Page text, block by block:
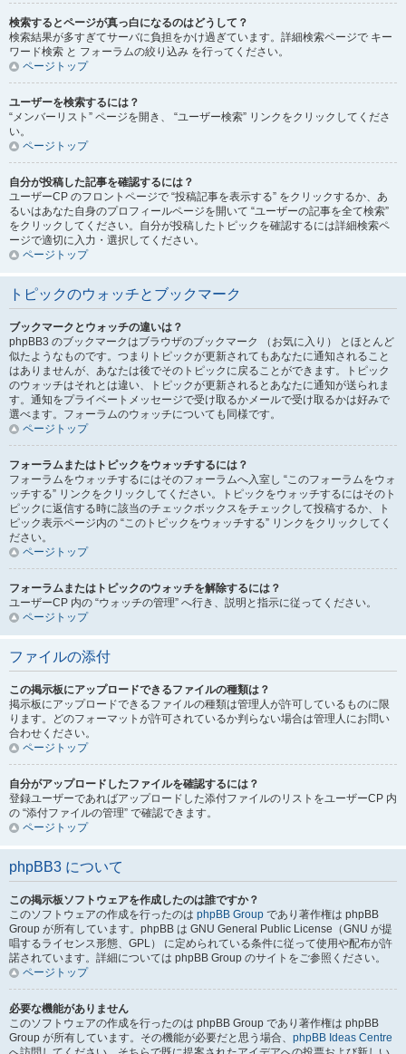
検索するとページが真っ白になるのはどうして？
検索結果が多すぎてサーバに負担をかけ過ぎています。詳細検索ページで キー
ワード検索 と フォーラムの絞り込み を行ってください。
ページトップ
ユーザーを検索するには？
“メンバーリスト” ページを開き、 “ユーザー検索” リンクをクリックしてくださ
い。
ページトップ
自分が投稿した記事を確認するには？
ユーザーCP のフロントページで “投稿記事を表示する” をクリックするか、あ
るいはあなた自身のプロフィールページを開いて “ユーザーの記事を全て検索”
をクリックしてください。自分が投稿したトピックを確認するには詳細検索ペ
ージで適切に入力・選択してください。
ページトップ
トピックのウォッチとブックマーク
ブックマークとウォッチの違いは？
phpBB3 のブックマークはブラウザのブックマーク （お気に入り） とほとんど
似たようなものです。つまりトピックが更新されてもあなたに通知されること
はありませんが、あなたは後でそのトピックに戻ることができます。トピック
のウォッチはそれとは違い、トピックが更新されるとあなたに通知が送られま
す。通知をプライベートメッセージで受け取るかメールで受け取るかは好みで
選べます。フォーラムのウォッチについても同様です。
ページトップ
フォーラムまたはトピックをウォッチするには？
フォーラムをウォッチするにはそのフォーラムへ入室し “このフォーラムをウォ
ッチする” リンクをクリックしてください。トピックをウォッチするにはそのト
ピックに返信する時に該当のチェックボックスをチェックして投稿するか、ト
ピック表示ページ内の “このトピックをウォッチする” リンクをクリックしてく
ださい。
ページトップ
フォーラムまたはトピックのウォッチを解除するには？
ユーザーCP 内の “ウォッチの管理” へ行き、説明と指示に従ってください。
ページトップ
ファイルの添付
この掲示板にアップロードできるファイルの種類は？
掲示板にアップロードできるファイルの種類は管理人が許可しているものに限
ります。どのフォーマットが許可されているか判らない場合は管理人にお問い
合わせください。
ページトップ
自分がアップロードしたファイルを確認するには？
登録ユーザーであればアップロードした添付ファイルのリストをユーザーCP 内
の “添付ファイルの管理” で確認できます。
ページトップ
phpBB3 について
この掲示板ソフトウェアを作成したのは誰ですか？
このソフトウェアの作成を行ったのは phpBB Group であり著作権は phpBB
Group が所有しています。phpBB は GNU General Public License（GNU が提
唱するライセンス形態、GPL） に定められている条件に従って使用や配布が許
諾されています。詳細については phpBB Group のサイトをご参照ください。
ページトップ
必要な機能がありません
このソフトウェアの作成を行ったのは phpBB Group であり著作権は phpBB
Group が所有しています。その機能が必要だと思う場合、 phpBB Ideas Centre